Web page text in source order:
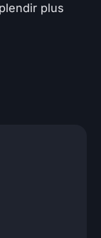
plus